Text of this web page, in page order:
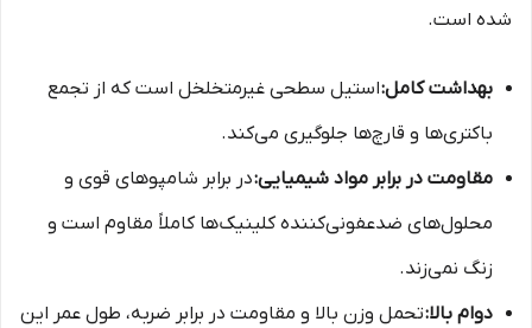
شده است.
بهداشت کامل:استیل سطحی غیرمتخلخل است که از تجمع
باکتری‌ها و قارچ‌ها جلوگیری می‌کند.
مقاومت در برابر مواد شیمیایی:در برابر شامپوهای قوی و
محلول‌های ضدعفونی‌کننده کلینیک‌ها کاملاً مقاوم است و
زنگ نمی‌زند.
دوام بالا:تحمل وزن بالا و مقاومت در برابر ضربه، طول عمر این